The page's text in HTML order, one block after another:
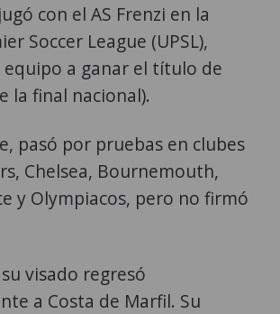
con el AS Frenzi en la
Soccer League (UPSL),
a ganar el título de
la final nacional).
pasó por pruebas en clubes
Chelsea, Bournemouth,
y Olympiacos, pero no firmó
visado regresó
a Costa de Marfil. Su